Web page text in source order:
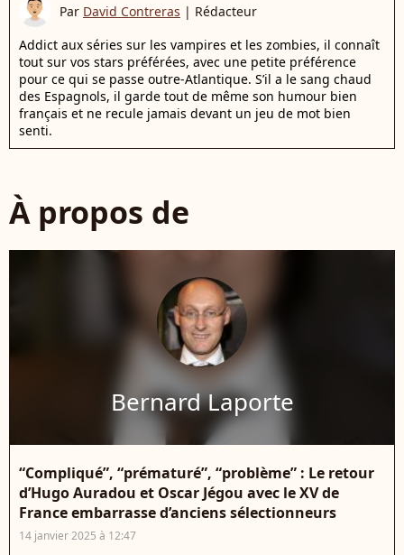
Par David Contreras | Rédacteur
Addict aux séries sur les vampires et les zombies, il connaît
tout sur vos stars préférées, avec une petite préférence
pour ce qui se passe outre-Atlantique. S’il a le sang chaud
des Espagnols, il garde tout de même son humour bien
français et ne recule jamais devant un jeu de mot bien
senti.
À propos de
Bernard Laporte
“Compliqué”, “prématuré”, “problème” : Le retour
d’Hugo Auradou et Oscar Jégou avec le XV de
France embarrasse d’anciens sélectionneurs
14 janvier 2025 à 12:47